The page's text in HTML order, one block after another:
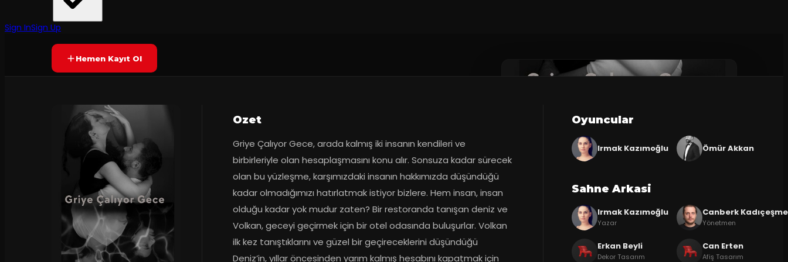
Sign InSign UpYAKINDA Yetersiz oy
Hemen Kayıt Ol
Ozet
Griye Çalıyor Gece, arada kalmış iki insanın kendileri ve
birbirleriyle olan hesaplaşmasını konu alır. Sonsuza kadar sürecek
olan bu yüzleşme, karşımızdaki insanın hakkımızda düşündüğü
kadar olmadığımızı hatırlatmak istiyor bizlere. Hem insan, insan
olduğu kadar yok mudur zaten? Bir restoranda tanışan deniz ve
Volkan, geceyi geçirmek için bir otel odasında buluşurlar. Volkan
ilk kez tanıştıklarını ve güzel bir geçireceklerini düşündüğü
Deniz’in, yıllar öncesinden yarım kalmış hesabını kapatmak için
Oyuncular
Irmak Kazımoğlu Ömür Akkan
Sahne Arkasi
Irmak Kazımoğlu
Yazar
Canberk Kadıçeşme
Yönetmen
Erkan Beyli
Dekor Tasarım
Can Erten
Afiş Tasarım